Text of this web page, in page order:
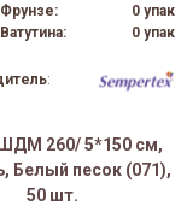
0 упак
0 упак
:
260/ 5*150 см,
Белый песок (071),
50 шт.